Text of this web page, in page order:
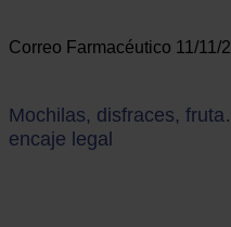
Correo Farmacéutico 11/11/
Mochilas, disfraces,
encaje legal